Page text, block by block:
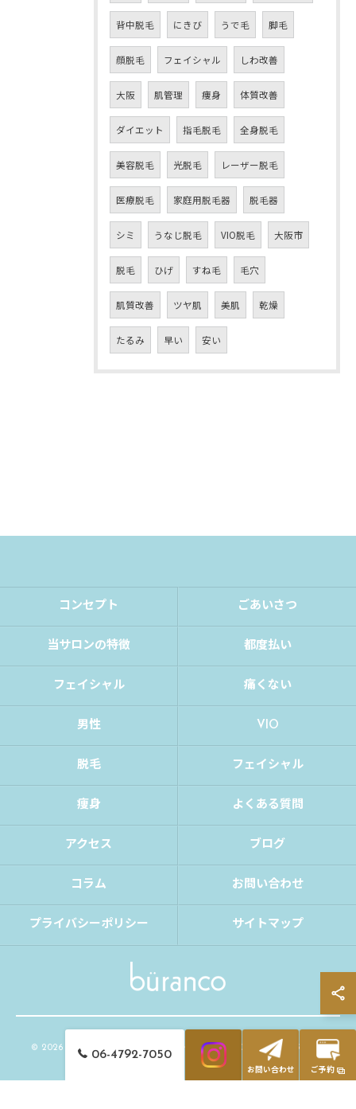
背中脱毛 にきび うで毛 脚毛
顔脱毛 フェイシャル しわ改善
大阪 肌管理 痩身 体質改善
ダイエット 指毛脱毛 全身脱毛
美容脱毛 光脱毛 レーザー脱毛
医療脱毛 家庭用脱毛器 脱毛器
シミ うなじ脱毛 VIO脱毛 大阪市
脱毛 ひげ すね毛 毛穴
肌質改善 ツヤ肌 美肌 乾燥
たるみ 早い 安い
06-4792-7050
お問い合わせ ご予約
コンセプト ごあいさつ
当サロンの特徴 都度払い
フェイシャル 痛くない
男性 VIO
脱毛 フェイシャル
痩身 よくある質問
アクセス ブログ
コラム お問い合わせ
プライバシーポリシー サイトマップ
© 2026 大阪府大阪市の脱毛ならbüranco ALL RIGHTS RESERVED.